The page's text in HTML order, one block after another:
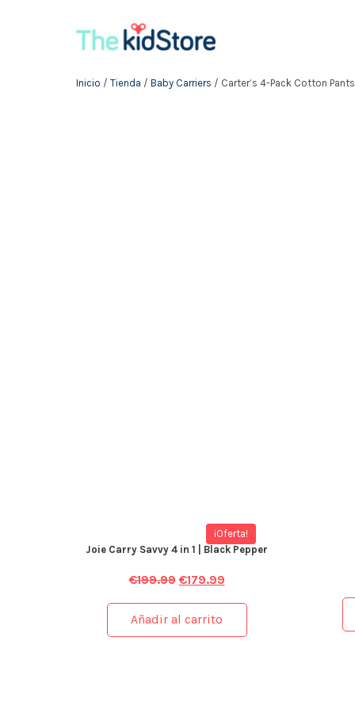
Inicio / Tienda / Baby Carriers / Carter’s 4-Pack Cotton Pants
¡Oferta!
Joie Carry Savvy 4 in 1 | Black Pepper
€199.99 €179.99
Añadir al carrito